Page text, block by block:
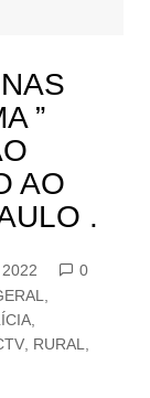
”
AO
.
0
,
, RURAL